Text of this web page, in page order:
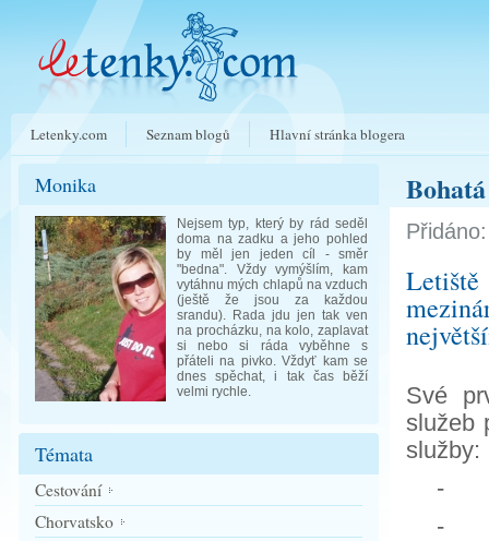
Letenky.com Seznam blogů Hlavní stránka blogera
Monika
Nejsem typ, který by rád seděl
doma na zadku a jeho pohled
by měl jen jeden cíl - směr
"bedna". Vždy vymýšlím, kam
vytáhnu mých chlapů na vzduch
(ještě že jsou za každou
srandu). Rada jdu jen tak ven
na procházku, na kolo, zaplavat
si nebo si ráda vyběhne s
přáteli na pivko. Vždyť kam se
dnes spěchat, i tak čas běží
velmi rychle.
Témata
Cestování
Chorvatsko
Své
služeb
služby:
-
-